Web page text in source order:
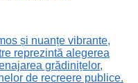
și nuanțe vibrante,
reprezintă alegerea
grădinițelor,
de recreere publice.